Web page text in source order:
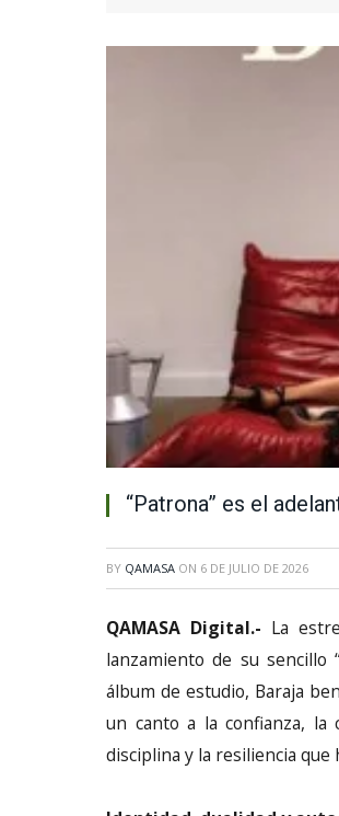
“Patrona” es el
BY QAMASA ON 6 DE JULIO DE 2026
QAMASA Digital.- La
lanzamiento de su sencillo
álbum de estudio, Baraja
un canto a la confianza, la
disciplina y la resiliencia